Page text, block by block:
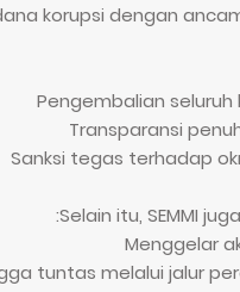
korupsi dengan
Selain itu, SEMMI
tuntas melalui jalur